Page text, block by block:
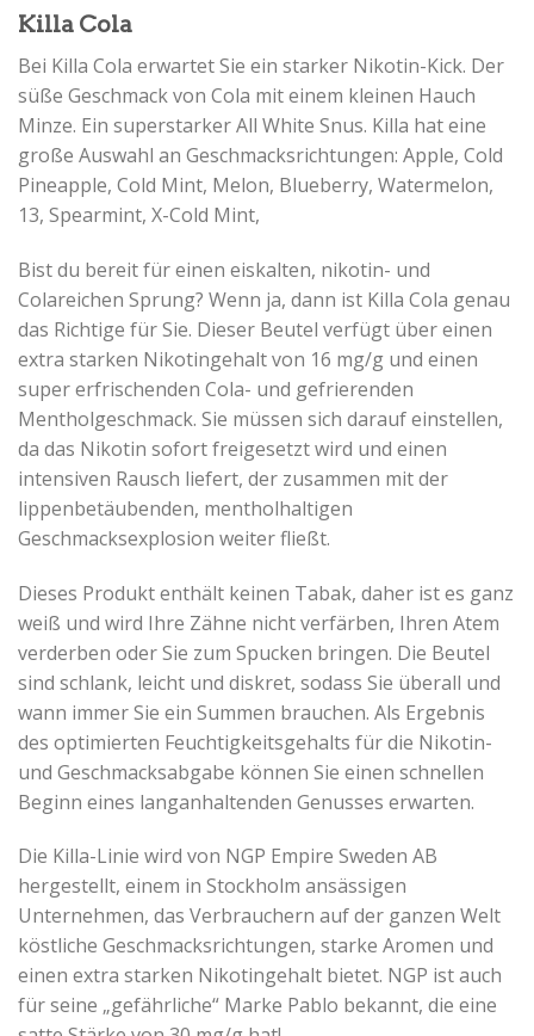
Killa Cola
Bei Killa Cola erwartet Sie ein starker Nikotin-Kick. Der
süße Geschmack von Cola mit einem kleinen Hauch
Minze. Ein superstarker All White Snus. Killa hat eine
große Auswahl an Geschmacksrichtungen: Apple, Cold
Pineapple, Cold Mint, Melon, Blueberry, Watermelon,
13, Spearmint, X-Cold Mint,
Bist du bereit für einen eiskalten, nikotin- und
Colareichen Sprung? Wenn ja, dann ist Killa Cola genau
das Richtige für Sie. Dieser Beutel verfügt über einen
extra starken Nikotingehalt von 16 mg/g und einen
super erfrischenden Cola- und gefrierenden
Mentholgeschmack. Sie müssen sich darauf einstellen,
da das Nikotin sofort freigesetzt wird und einen
intensiven Rausch liefert, der zusammen mit der
lippenbetäubenden, mentholhaltigen
Geschmacksexplosion weiter fließt.
Dieses Produkt enthält keinen Tabak, daher ist es ganz
weiß und wird Ihre Zähne nicht verfärben, Ihren Atem
verderben oder Sie zum Spucken bringen. Die Beutel
sind schlank, leicht und diskret, sodass Sie überall und
wann immer Sie ein Summen brauchen. Als Ergebnis
des optimierten Feuchtigkeitsgehalts für die Nikotin-
und Geschmacksabgabe können Sie einen schnellen
Beginn eines langanhaltenden Genusses erwarten.
Die Killa-Linie wird von NGP Empire Sweden AB
hergestellt, einem in Stockholm ansässigen
Unternehmen, das Verbrauchern auf der ganzen Welt
köstliche Geschmacksrichtungen, starke Aromen und
einen extra starken Nikotingehalt bietet. NGP ist auch
für seine „gefährliche“ Marke Pablo bekannt, die eine